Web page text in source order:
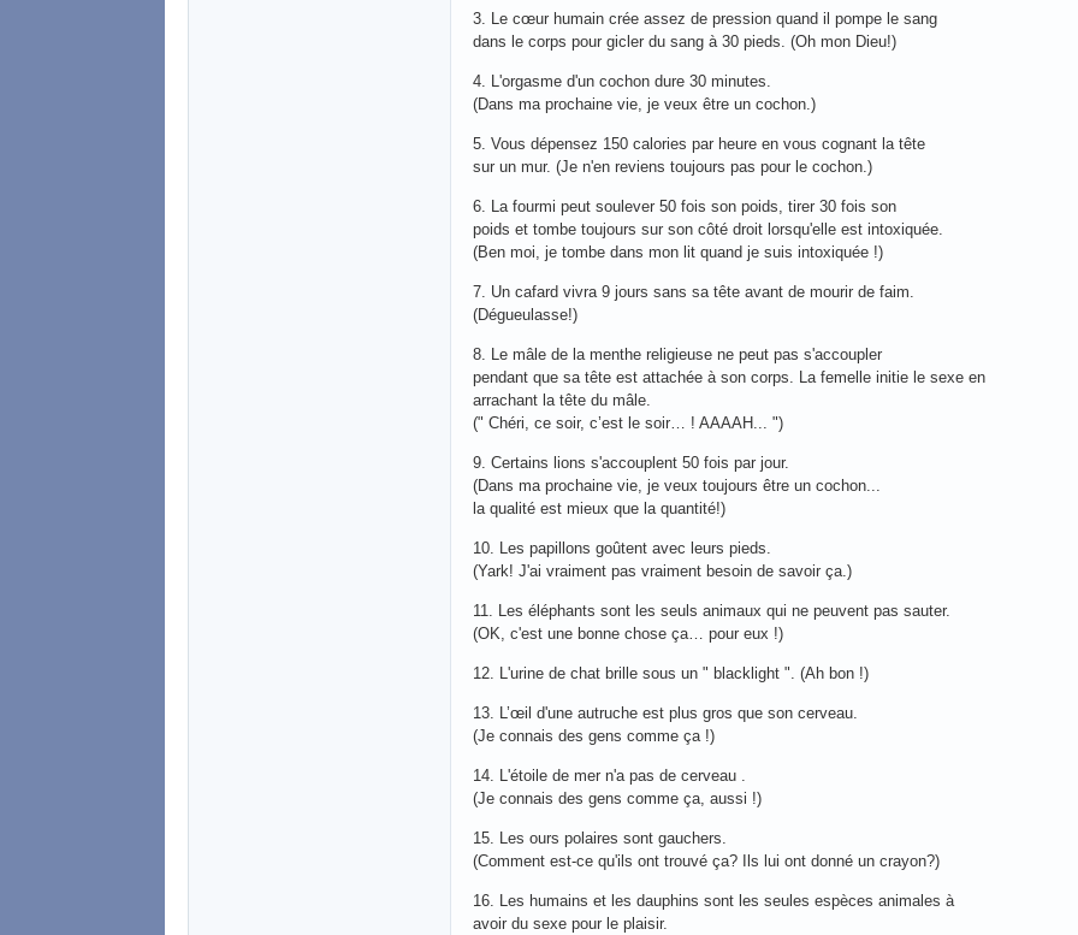
3. Le cœur humain crée assez de pression quand il pompe le sang
dans le corps pour gicler du sang à 30 pieds. (Oh mon Dieu!)
4. L'orgasme d'un cochon dure 30 minutes.
(Dans ma prochaine vie, je veux être un cochon.)
5. Vous dépensez 150 calories par heure en vous cognant la tête
sur un mur. (Je n'en reviens toujours pas pour le cochon.)
6. La fourmi peut soulever 50 fois son poids, tirer 30 fois son
poids et tombe toujours sur son côté droit lorsqu'elle est intoxiquée.
(Ben moi, je tombe dans mon lit quand je suis intoxiquée !)
7. Un cafard vivra 9 jours sans sa tête avant de mourir de faim.
(Dégueulasse!)
8. Le mâle de la menthe religieuse ne peut pas s'accoupler
pendant que sa tête est attachée à son corps. La femelle initie le sexe en
arrachant la tête du mâle.
(" Chéri, ce soir, c’est le soir… ! AAAAH... ")
9. Certains lions s'accouplent 50 fois par jour.
(Dans ma prochaine vie, je veux toujours être un cochon...
la qualité est mieux que la quantité!)
10. Les papillons goûtent avec leurs pieds.
(Yark! J'ai vraiment pas vraiment besoin de savoir ça.)
11. Les éléphants sont les seuls animaux qui ne peuvent pas sauter.
(OK, c'est une bonne chose ça… pour eux !)
12. L'urine de chat brille sous un " blacklight ". (Ah bon !)
13. L’œil d'une autruche est plus gros que son cerveau.
(Je connais des gens comme ça !)
14. L'étoile de mer n'a pas de cerveau .
(Je connais des gens comme ça, aussi !)
15. Les ours polaires sont gauchers.
(Comment est-ce qu'ils ont trouvé ça? Ils lui ont donné un crayon?)
16. Les humains et les dauphins sont les seules espèces animales à
avoir du sexe pour le plaisir.